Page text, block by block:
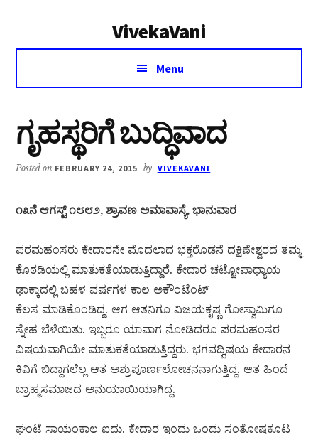
VivekaVani
Voice
Vivekananda
Menu
ಗೃಹಸ್ಥರಿಗೆ ಬುದ್ಧಿವಾದ
Posted on FEBRUARY 24, 2015 by VIVEKAVANI
೧೩ನೆ ಆಗಸ್ಟ್ ೧೮೮೨, ಶ್ರಾವಣ ಅಮಾವಾಸ್ಯೆ, ಭಾನುವಾರ
ಪರಮಹಂಸರು ಕೇದಾರನೇ ಮೊದಲಾದ ಭಕ್ತರೊಡನೆ ದಕ್ಷಿಣೇಶ್ವರದ ತಮ್ಮ
ಕೊಠಡಿಯಲ್ಲಿ ಮಾತುಕತೆಯಾಡುತ್ತಿದ್ದಾರೆ. ಕೇದಾರ ಚಟ್ಟೋಪಾಧ್ಯಾಯ
ಢಾಕ್ಕಾದಲ್ಲಿ ಬಹಳ ವರ್ಷಗಳ ಕಾಲ ಅಕೌಂಟೆಂಟ್
ಕೆಲಸ ಮಾಡಿಕೊಂಡಿದ್ದ. ಆಗ ಆತನಿಗೂ ವಿಜಯಕೃಷ್ಣ ಗೋಸ್ವಾಮಿಗೂ
ಸ್ನೇಹ ಬೆಳೆಯಿತು. ಇಬ್ಬರೂ ಯಾವಾಗ ನೋಡಿದರೂ ಪರಮಹಂಸರ
ವಿಷಯವಾಗಿಯೇ ಮಾತುಕತೆಯಾಡುತ್ತಿದ್ದರು. ಭಗವದ್ವಿಷಯ ಕೇದಾರನ
ಕಿವಿಗೆ ಬಿದ್ದಾಗಲೆಲ್ಲ ಆತ ಅಶ್ರುಪೂರ್ಣಲೋಚನನಾಗುತ್ತಿದ್ದ. ಆತ ಹಿಂದೆ
ಬ್ರಾಹ್ಮಸಮಾಜದ ಅನುಯಾಯಿಯಾಗಿದ್ದ.
ಘಂಟೆ ಸಾಯಂಕಾಲ ಐದು. ಕೇದಾರ ಇಂದು ಒಂದು ಸಂತೋಷಕೂಟ